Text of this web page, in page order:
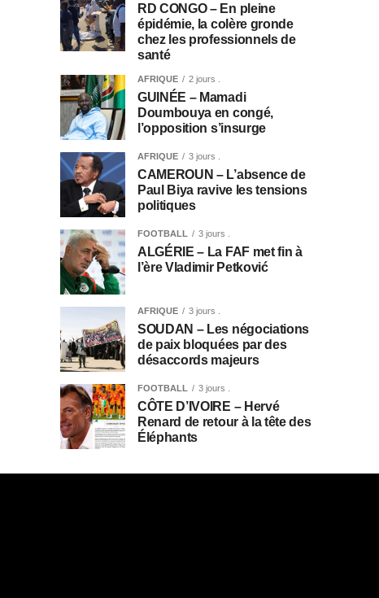
RD CONGO – En pleine
épidémie, la colère gronde
chez les professionnels de
santé
AFRIQUE 2 jours .
GUINÉE – Mamadi
Doumbouya en congé,
l’opposition s’insurge
AFRIQUE 3 jours .
CAMEROUN – L’absence de
Paul Biya ravive les tensions
politiques
FOOTBALL 3 jours .
ALGÉRIE – La FAF met fin à
l’ère Vladimir Petković
AFRIQUE 3 jours .
SOUDAN – Les négociations
de paix bloquées par des
désaccords majeurs
FOOTBALL 3 jours .
CÔTE D’IVOIRE – Hervé
Renard de retour à la tête des
Éléphants